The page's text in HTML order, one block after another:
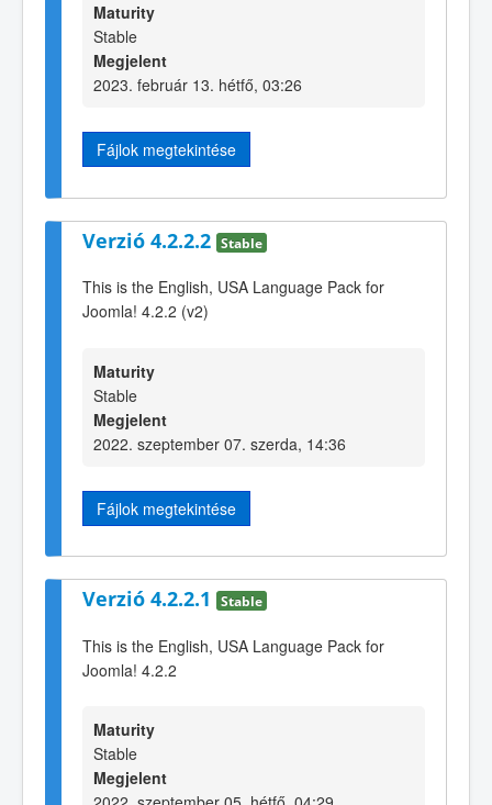
Maturity
Stable
Megjelent
2023. február 13. hétfő, 03:26
Fájlok megtekintése
Verzió 4.2.2.2 Stable
This is the English, USA Language Pack for
Joomla! 4.2.2 (v2)
Maturity
Stable
Megjelent
2022. szeptember 07. szerda, 14:36
Fájlok megtekintése
Verzió 4.2.2.1 Stable
This is the English, USA Language Pack for
Joomla! 4.2.2
Maturity
Stable
Megjelent